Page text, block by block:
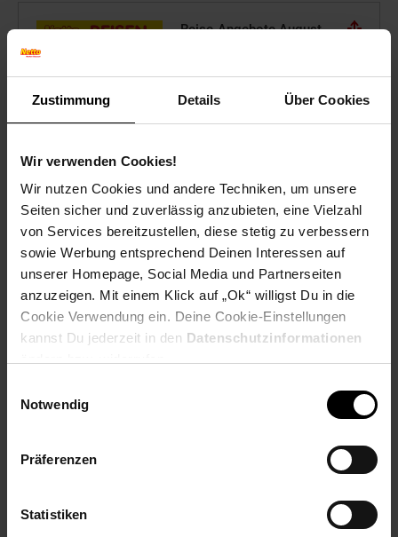
Zustimmung Details Über Cookies
Wir verwenden Cookies!
Wir nutzen Cookies und andere Techniken, um unsere
Seiten sicher und zuverlässig anzubieten, eine Vielzahl
von Services bereitzustellen, diese stetig zu verbessern
sowie Werbung entsprechend Deinen Interessen auf
unserer Homepage, Social Media und Partnerseiten
anzuzeigen. Mit einem Klick auf „Ok“ willigst Du in die
Cookie Verwendung ein. Deine Cookie-Einstellungen
kannst Du jederzeit in den Datenschutzinformationen
Notwendig
Präferenzen
Statistiken
Reise-Angebote August
Filialen in der Nähe
Netto Marken-Discount
Am Felsenkeller 1
Öffnungszeiten:
So.: geschlossen